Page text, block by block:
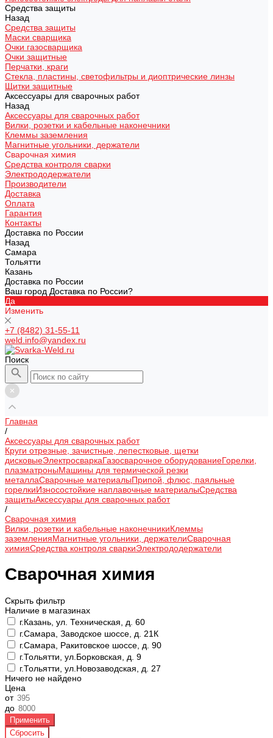
Средства защиты
Назад
Средства защиты
Маски сварщика
Очки газосварщика
Очки защитные
Перчатки, краги
Стекла, пластины, светофильтры и диоптрические линзы
Щитки защитные
Аксессуары для сварочных работ
Назад
Аксессуары для сварочных работ
Вилки, розетки и кабельные наконечники
Клеммы заземления
Магнитные угольники, держатели
Сварочная химия
Средства контроля сварки
Электрододержатели
Производители
Доставка
Оплата
Гарантия
Контакты
Доставка по России
Назад
Самара
Тольятти
Казань
Доставка по России
Ваш город Доставка по России?
Да
Изменить
+7 (8482) 31-55-11
weld.info@yandex.ru
Поиск
Главная
/
Аксессуары для сварочных работ
Круги отрезные, зачистные, лепестковые, щетки
дисковыеЭлектросваркаГазосварочное оборудованиеГорелки,
плазматроныМашины для термической резки
металлаСварочные материалыПрипой, флюс, паяльные
горелкиИзносостойкие наплавочные материалыСредства
защитыАксессуары для сварочных работ
/
Сварочная химия
Вилки, розетки и кабельные наконечникиКлеммы
заземленияМагнитные угольники, держателиСварочная
химияСредства контроля сваркиЭлектрододержатели
Сварочная химия
Скрыть фильтр
Наличие в магазинах
г.Казань, ул. Техническая, д. 60
г.Самара, Заводское шоссе, д. 21К
г.Самара, Ракитовское шоссе, д. 90
г.Тольятти, ул.Борковская, д. 9
г.Тольятти, ул.Новозаводская, д. 27
Ничего не найдено
Цена
от
до